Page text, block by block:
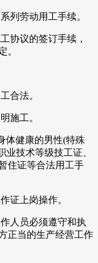
列劳动用工手续。
协议的签订手续，
。
合法。
施工。
体健康的男性(特殊
业技术等级技工证、
住证等合法用工手
证上岗操作。
人员必须遵守和执
正当的生产经营工作